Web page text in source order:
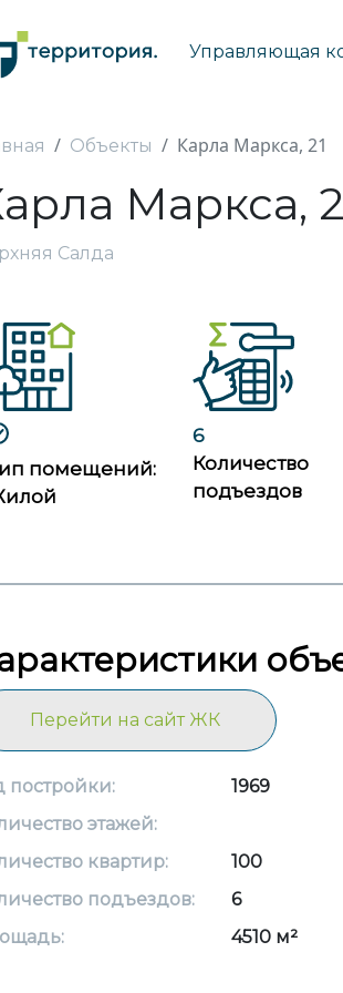
Управляющая
Объекты Карла Маркса, 21
Маркса,
Салда
помещений:
6
Количество
подъездов
Перейти на сайт ЖК
постройки:
1969
этажей:
квартир:
100
подъездов:
6
4510 м²